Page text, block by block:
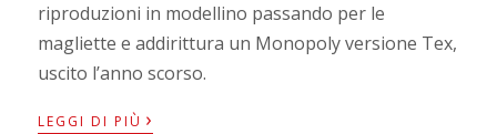
riproduzioni in modellino passando per le
magliette e addirittura un Monopoly versione Tex,
uscito l’anno scorso.
LEGGI DI PIÙ ›